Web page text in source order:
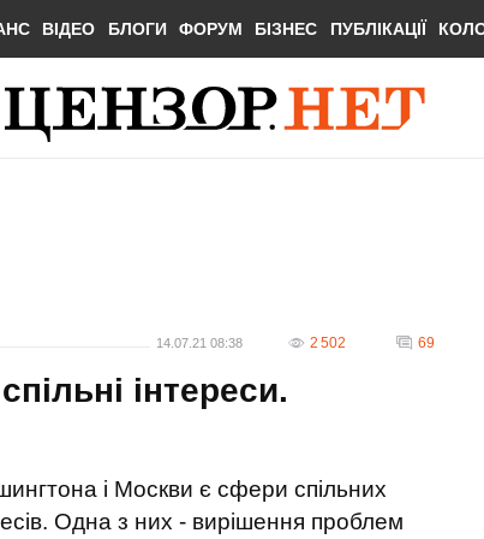
ВІДЕО БЛОГИ ФОРУМ БІЗНЕС ПУБЛІКАЦІЇ
14.07.21 08:38 2 502 69
інтереси.
і Москви є сфери спільних
Одна з них - вирішення проблем